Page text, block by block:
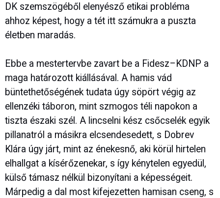
DK szemszögéből elenyésző etikai probléma
ahhoz képest, hogy a tét itt számukra a puszta
életben maradás.
Ebbe a mestertervbe zavart be a Fidesz–KDNP a
maga határozott kiállásával. A hamis vád
büntethetőségének tudata úgy söpört végig az
ellenzéki táboron, mint szmogos téli napokon a
tiszta északi szél. A lincselni kész csőcselék egyik
pillanatról a másikra elcsendesedett, s Dobrev
Klára úgy járt, mint az énekesnő, aki körül hirtelen
elhallgat a kísérőzenekar, s így kénytelen egyedül,
külső támasz nélkül bizonyítani a képességeit.
Márpedig a dal most kifejezetten hamisan cseng, s